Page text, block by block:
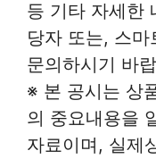
등 기타 자세한
당자 또는, 스
문의하시기 바
※ 본 공시는 상
의 중요내용을
자료이며, 실제